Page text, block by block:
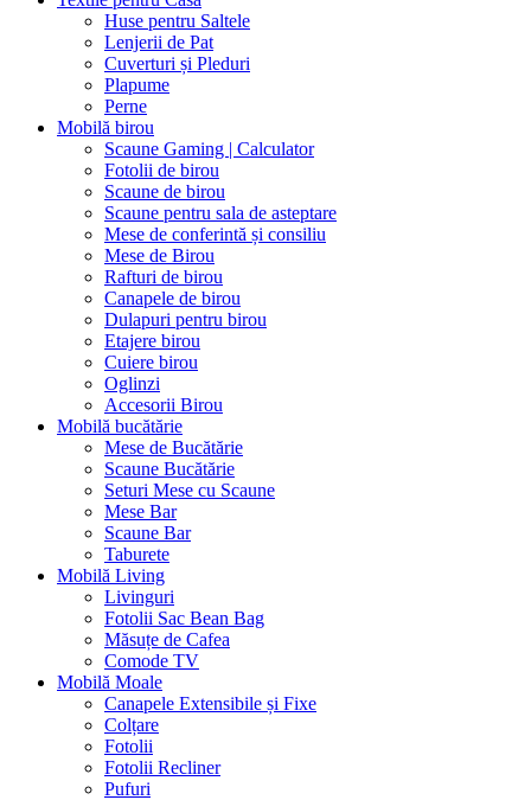
Huse pentru Saltele
Lenjerii de Pat
Cuverturi și Pleduri
Plapume
Perne
Mobilă birou
Scaune Gaming | Calculator
Fotolii de birou
Scaune de birou
Scaune pentru sala de asteptare
Mese de conferintă și consiliu
Mese de Birou
Rafturi de birou
Canapele de birou
Dulapuri pentru birou
Etajere birou
Cuiere birou
Oglinzi
Accesorii Birou
Mobilă bucătărie
Mese de Bucătărie
Scaune Bucătărie
Seturi Mese cu Scaune
Mese Bar
Scaune Bar
Taburete
Mobilă Living
Livinguri
Fotolii Sac Bean Bag
Măsuțe de Cafea
Comode TV
Mobilă Moale
Canapele Extensibile și Fixe
Colțare
Fotolii
Fotolii Recliner
Pufuri